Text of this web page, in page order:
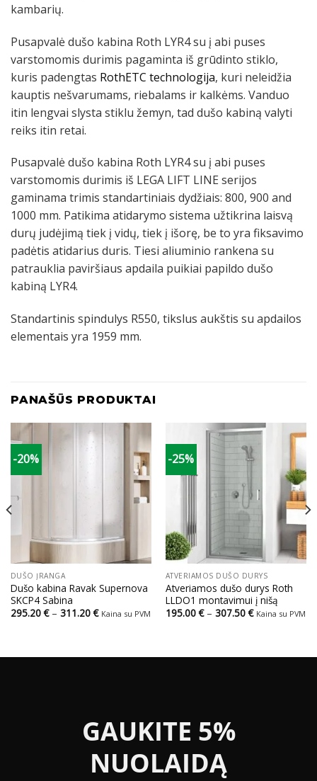
kambarių.
Pusapvalė dušo kabina Roth LYR4 su į abi puses
varstomomis durimis pagaminta iš grūdinto stiklo,
kuris padengtas RothETC technologija, kuri neleidžia
kauptis nešvarumams, riebalams ir kalkėms. Vanduo
itin lengvai slysta stiklu žemyn, tad dušo kabiną valyti
reiks itin retai.
Pusapvalė dušo kabina Roth LYR4 su į abi puses
varstomomis durimis iš LEGA LIFT LINE serijos
gaminama trimis standartiniais dydžiais: 800, 900 and
1000 mm. Patikima atidarymo sistema užtikrina laisvą
durų judėjimą tiek į vidų, tiek į išorę, be to yra fiksavimo
padėtis atidarius duris. Tiesi aliuminio rankena su
patrauklia paviršiaus apdaila puikiai papildo dušo
kabiną LYR4.
Standartinis spindulys R550, tikslus aukštis su apdailos
elementais yra 1959 mm.
PANAŠŪS PRODUKTAI
-20%
DUŠO ĮRANGA
Dušo kabina Ravak Supernova
SKCP4 Sabina
295.20€ – 311.20€Price
range:
Kaina su PVM
-25%
ATVERIAMOS DUŠO DURYS
Atveriamos dušo durys Roth
LLDO1 montavimui į nišą
195.00€ – 307.50€Price
range:
Kaina su PVM
GAUKITE 5%
NUOLAIDĄ